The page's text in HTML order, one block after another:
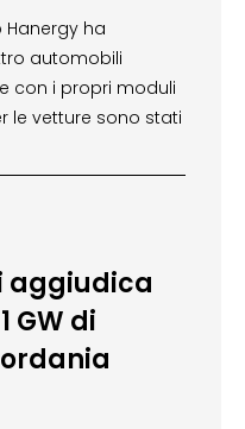
Hanergy ha
automobili
con i propri moduli
le vetture sono stati
aggiudica
GW di